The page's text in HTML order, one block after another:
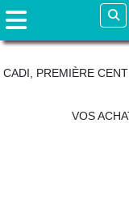
CADI, PREMIÈRE
VOS